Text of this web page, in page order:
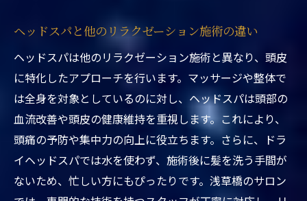
ヘッドスパで得られるメンタルヘルスの向
浅草橋でのヘッドスパ体験にまつわるエピ
ソード
ヘッドスパの効果的なセルフケアで日常生活を
快適にする方法
自宅でできるセルフヘッドスパのポイント
セルフケアとしてのヘッドスパの基礎知識
ヘッドスパと他のリラクゼーション施術の違い
ヘッドスパは他のリラクゼーション施術と異なり、頭皮
に特化したアプローチを行います。マッサージや整体で
は全身を対象としているのに対し、ヘッドスパは頭部の
血流改善や頭皮の健康維持を重視します。これにより、
頭痛の予防や集中力の向上に役立ちます。さらに、ドラ
イヘッドスパでは水を使わず、施術後に髪を洗う手間が
ないため、忙しい方にもぴったりです。浅草橋のサロン